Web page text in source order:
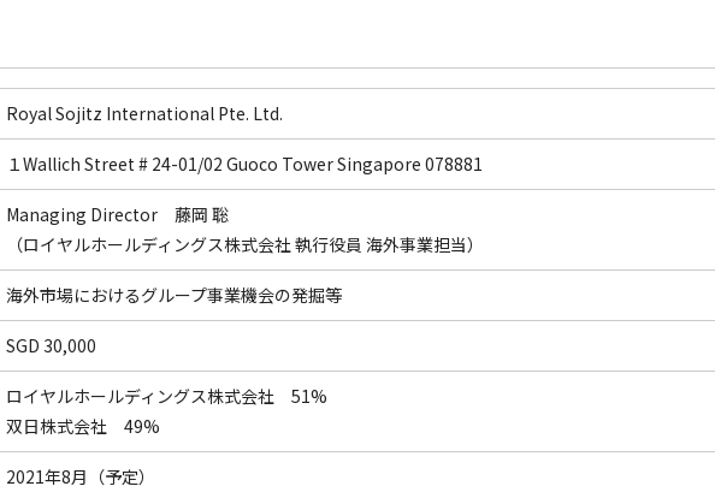
Royal Sojitz International Pte. Ltd.
１Wallich Street # 24-01/02 Guoco Tower Singapore 078881
Managing Director 藤岡 聡
（ロイヤルホールディングス株式会社 執行役員 海外事業担当）
海外市場におけるグループ事業機会の発掘等
SGD 30,000
ロイヤルホールディングス株式会社 51%
双日株式会社 49%
2021年8月（予定）